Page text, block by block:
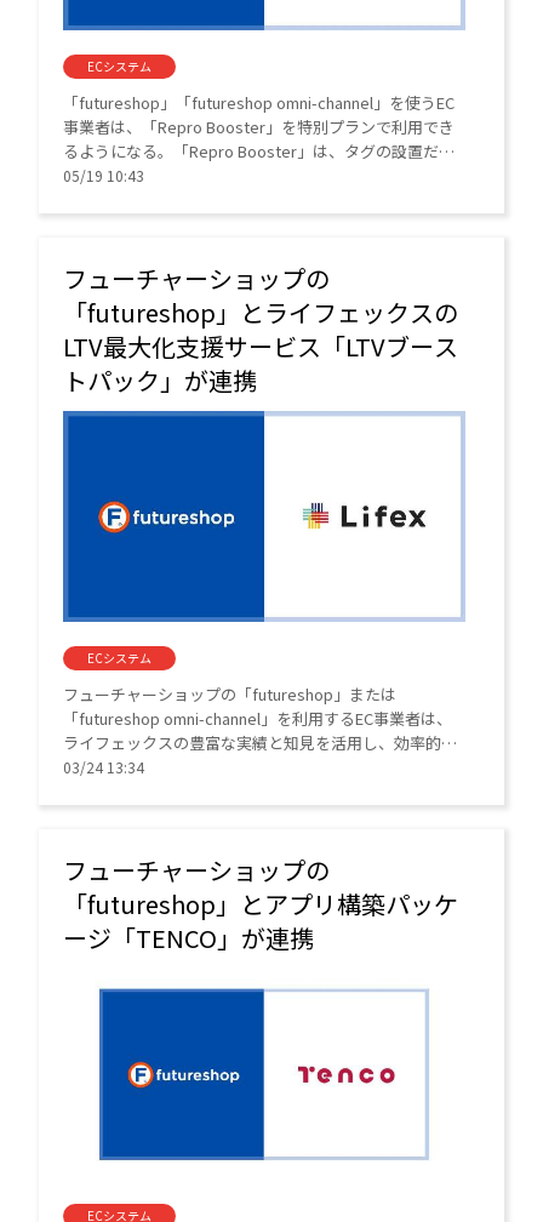
ECシステム
「futureshop」「futureshop omni-channel」を使うEC
事業者は、「Repro Booster」を特別プランで利用でき
るようになる。「Repro Booster」は、タグの設置だけ
で導入できるサイトスピードを高速化するツール。
05/19 10:43
フューチャーショップの
「futureshop」とライフェックスの
LTV最大化支援サービス「LTVブース
トパック」が連携
ECシステム
フューチャーショップの「futureshop」または
「futureshop omni-channel」を利用するEC事業者は、
ライフェックスの豊富な実績と知見を活用し、効率的な
LTV向上施策を導入できるようになる。
03/24 13:34
フューチャーショップの
「futureshop」とアプリ構築パッケ
ージ「TENCO」が連携
ECシステム